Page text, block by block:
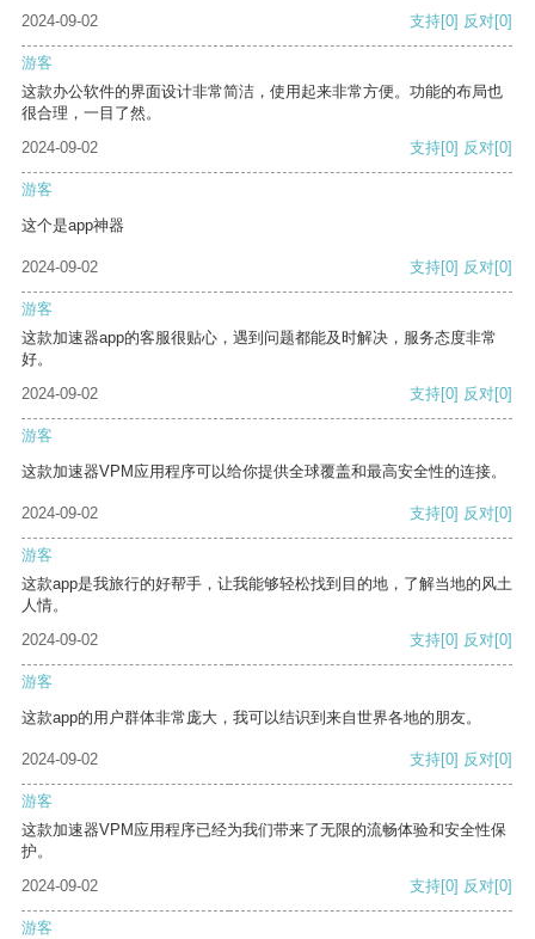
2024-09-02
支持[0] 反对[0]
游客
这款办公软件的界面设计非常简洁，使用起来非常方便。功能的布局也
很合理，一目了然。
2024-09-02
支持[0] 反对[0]
游客
这个是app神器
2024-09-02 支持[0] 反对[0]
游客
这款加速器app的客服很贴心，遇到问题都能及时解决，服务态度非常
好。
2024-09-02
支持[0] 反对[0]
游客
这款加速器VPM应用程序可以给你提供全球覆盖和最高安全性的连接。
2024-09-02 支持[0] 反对[0]
游客
这款app是我旅行的好帮手，让我能够轻松找到目的地，了解当地的风土
人情。
2024-09-02
支持[0] 反对[0]
游客
这款app的用户群体非常庞大，我可以结识到来自世界各地的朋友。
2024-09-02 支持[0] 反对[0]
游客
这款加速器VPM应用程序已经为我们带来了无限的流畅体验和安全性保
护。
2024-09-02
支持[0] 反对[0]
游客